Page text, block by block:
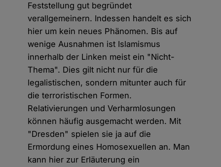
Feststellung gut begründet
verallgemeinern. Indessen handelt es sich
hier um kein neues Phänomen. Bis auf
wenige Ausnahmen ist Islamismus
innerhalb der Linken meist ein "Nicht-
Thema". Dies gilt nicht nur für die
legalistischen, sondern mitunter auch für
die terroristischen Formen.
Relativierungen und Verharmlosungen
können häufig ausgemacht werden. Mit
"Dresden" spielen sie ja auf die
Ermordung eines Homosexuellen an. Man
kann hier zur Erläuterung ein